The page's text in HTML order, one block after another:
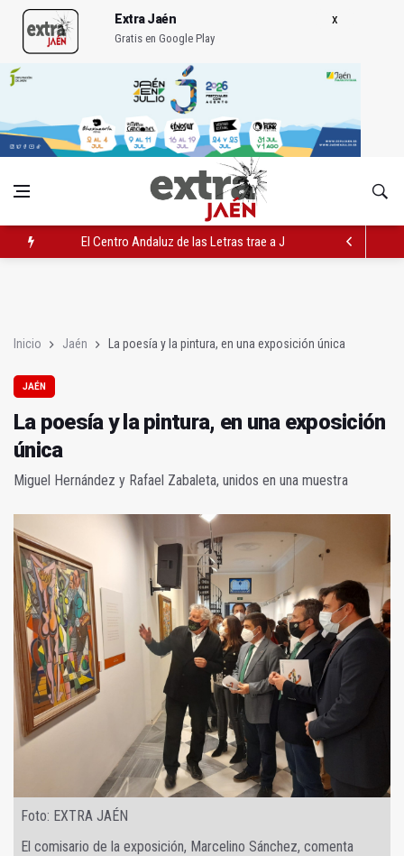
Extra Jaén
Gratis en Google Play
El Centro Andaluz de las Letras trae a Jaén al filósofo Omar
Inicio Jaén La poesía y la pintura, en una exposición única
JAÉN
La poesía y la pintura, en una exposición
única
Miguel Hernández y Rafael Zabaleta, unidos en una muestra
Foto: EXTRA JAÉN
El comisario de la exposición, Marcelino Sánchez, comenta